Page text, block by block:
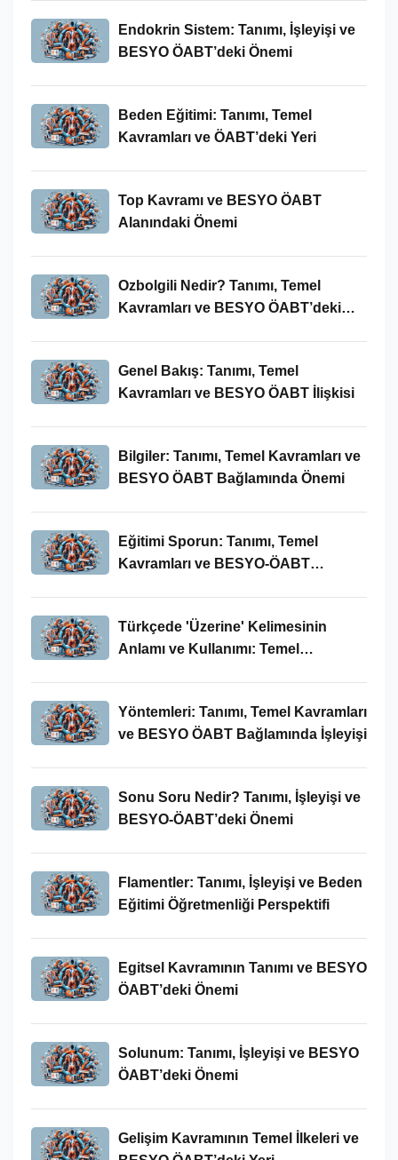
Endokrin Sistem: Tanımı, İşleyişi ve
BESYO ÖABT’deki Önemi
Beden Eğitimi: Tanımı, Temel
Kavramları ve ÖABT’deki Yeri
Top Kavramı ve BESYO ÖABT
Alanındaki Önemi
Ozbolgili Nedir? Tanımı, Temel
Kavramları ve BESYO ÖABT’deki
Genel Bakış: Tanımı, Temel
Kavramları ve BESYO ÖABT İlişkisi
Bilgiler: Tanımı, Temel Kavramları ve
BESYO ÖABT Bağlamında Önemi
Eğitimi Sporun: Tanımı, Temel
Kavramları ve BESYO-ÖABT
Türkçede 'Üzerine' Kelimesinin
Anlamı ve Kullanımı: Temel
Yöntemleri: Tanımı, Temel Kavramları
ve BESYO ÖABT Bağlamında İşleyişi
Sonu Soru Nedir? Tanımı, İşleyişi ve
BESYO-ÖABT’deki Önemi
Flamentler: Tanımı, İşleyişi ve Beden
Eğitimi Öğretmenliği Perspektifi
Egitsel Kavramının Tanımı ve BESYO
ÖABT’deki Önemi
Solunum: Tanımı, İşleyişi ve BESYO
ÖABT’deki Önemi
Gelişim Kavramının Temel İlkeleri ve